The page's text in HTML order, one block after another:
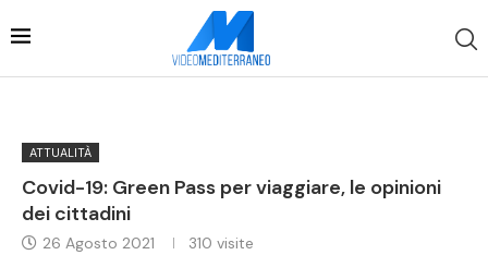
ATTUALITÀ
Covid-19: Green Pass per viaggiare, le opinioni
dei cittadini
26 Agosto 2021 310 visite